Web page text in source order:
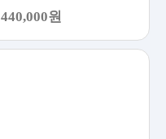
440,000원